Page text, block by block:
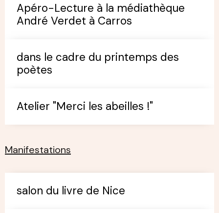
Apéro-Lecture à la médiathèque
André Verdet à Carros
dans le cadre du printemps des
poètes
Atelier "Merci les abeilles !"
Manifestations
salon du livre de Nice